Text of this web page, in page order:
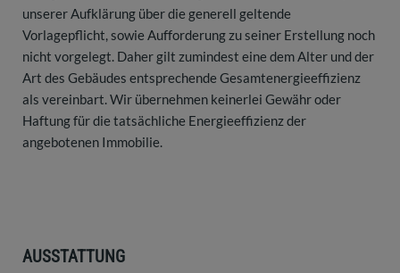
unserer Aufklärung über die generell geltende
Vorlagepflicht, sowie Aufforderung zu seiner Erstellung noch
nicht vorgelegt. Daher gilt zumindest eine dem Alter und der
Art des Gebäudes entsprechende Gesamtenergieeffizienz
als vereinbart. Wir übernehmen keinerlei Gewähr oder
Haftung für die tatsächliche Energieeffizienz der
angebotenen Immobilie.
AUSSTATTUNG